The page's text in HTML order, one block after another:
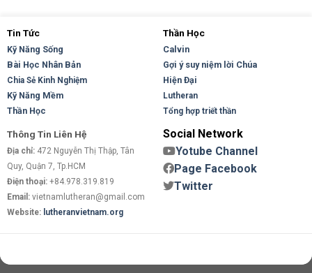
Tin Tức
Kỹ Năng Sống
Bài Học Nhân Bản
Chia Sẻ Kinh Nghiệm
Kỹ Năng Mềm
Thần Học
Thần Học
Calvin
Gợi ý suy niệm lời Chúa
Hiện Đại
Lutheran
Tổng hợp triết thần
Thông Tin Liên Hệ
Địa chỉ: 472 Nguyễn Thị Thập, Tân
Quy, Quận 7, Tp.HCM
Điện thoại: +84.978.319.819
Email: vietnamlutheran@gmail.com
Website: lutheranvietnam.org
Social Network
Yotube Channel
Page Facebook
Twitter